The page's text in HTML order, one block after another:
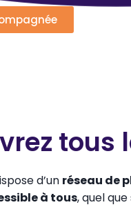
d’un réseau de
à tous, quel